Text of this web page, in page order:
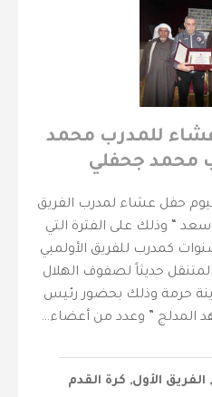
للمدرب محمد
محمد جحفلي
حفل عشاء لمدرب الفريق
“ وذلك على الفترة التي
كمدرب للفريق الأولمبي
حديثاً لصفوف الهلال
حرمة وذلك بحضور رئيس
المدلج ” وعدد من أعضاء…
, الفريق الأول, كرة القدم